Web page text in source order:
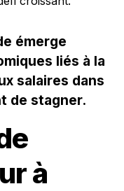
émerge
liés à la
salaires dans
de stagner.
à